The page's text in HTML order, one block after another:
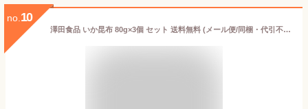
no. 10
澤田食品 いか昆布 80g×3個 セット 送料無料 (メール便/同梱・代引不可)